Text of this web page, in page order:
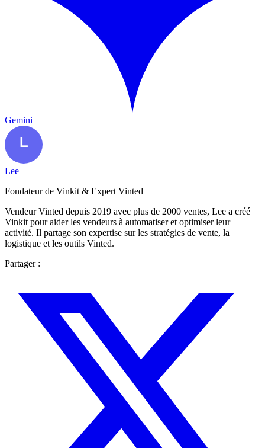
Gemini
Lee
Fondateur de Vinkit & Expert Vinted
Vendeur Vinted depuis 2019 avec plus de 2000 ventes, Lee a créé
Vinkit pour aider les vendeurs à automatiser et optimiser leur
activité. Il partage son expertise sur les stratégies de vente, la
logistique et les outils Vinted.
Partager :